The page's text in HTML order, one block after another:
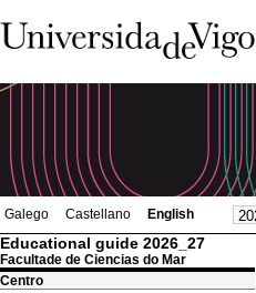
Galego Castellano English
Educational guide 2026_27
Facultade de Ciencias do Mar
Centro